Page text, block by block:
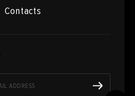
Contacts